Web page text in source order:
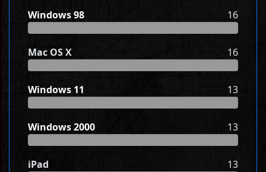
Windows 98 16
Mac OS X 16
Windows 11 13
Windows 2000 13
iPad 13